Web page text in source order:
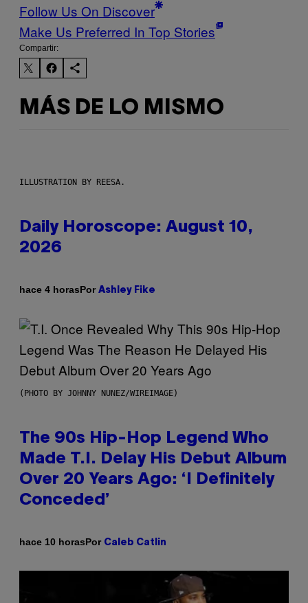
Follow Us On Discover
Make Us Preferred In Top Stories
Compartir:
MÁS DE LO MISMO
ILLUSTRATION BY REESA.
Daily Horoscope: August 10,
2026
hace 4 horasPor Ashley Fike
(PHOTO BY JOHNNY NUNEZ/WIREIMAGE)
The 90s Hip-Hop Legend Who
Made T.I. Delay His Debut Album
Over 20 Years Ago: ‘I Definitely
Conceded’
hace 10 horasPor Caleb Catlin